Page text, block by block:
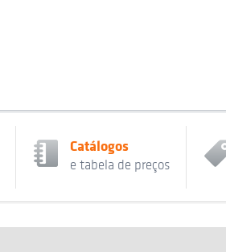
Catálogos
e tabela de preços